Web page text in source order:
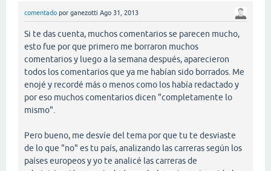
comentado por ganezotti Ago 31, 2013
Si te das cuenta, muchos comentarios se parecen mucho,
esto fue por que primero me borraron muchos
comentarios y luego a la semana después, aparecieron
todos los comentarios que ya me habían sido borrados. Me
enojé y recordé más o menos como los había redactado y
por eso muchos comentarios dicen "completamente lo
mismo".
Pero bueno, me desvíe del tema por que tu te desviaste
de lo que "no" es tu país, analizando las carreras según los
países europeos y yo te analicé las carreras de